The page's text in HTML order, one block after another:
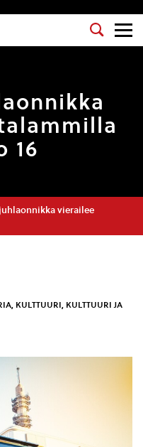
16
vierailee
, KULTTUURI, KULTTUURI JA